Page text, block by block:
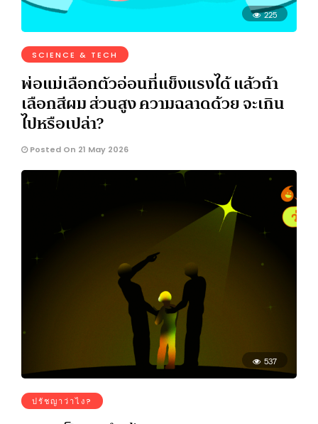
225
SCIENCE & TECH
พ่อแม่เลือกตัวอ่อนที่แข็งแรงได้ แล้วถ้า
เลือกสีผม ส่วนสูง ความฉลาดด้วย จะเกิน
ไปหรือเปล่า?
Posted On 21 May 2026
537
ปรัชญาว่าไง?